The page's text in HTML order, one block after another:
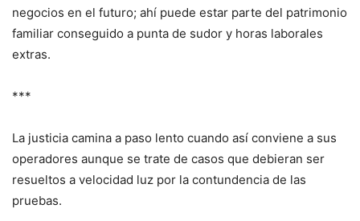
negocios en el futuro; ahí puede estar parte del patrimonio
familiar conseguido a punta de sudor y horas laborales
extras.
***
La justicia camina a paso lento cuando así conviene a sus
operadores aunque se trate de casos que debieran ser
resueltos a velocidad luz por la contundencia de las
pruebas.